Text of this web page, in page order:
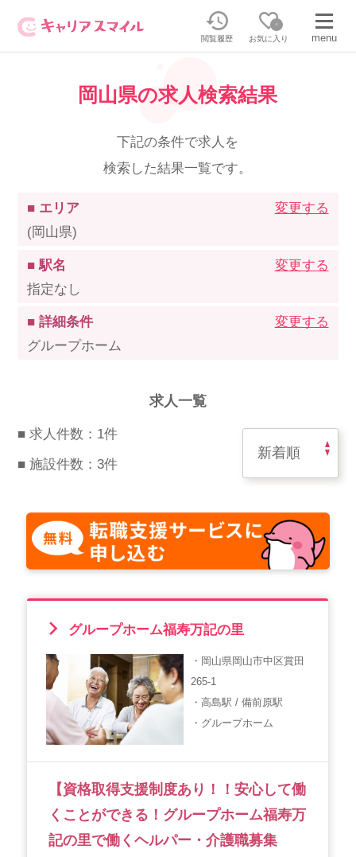
閲覧履歴
0
お気に入り menu
無料相談・お問い合わせはこちら
無料転職相談・お問い合わせの内容を
正社員／パートで働く
派遣で働く
介護の資格取得について
採用担当者様はこちら
正社員・パートの求人を探す
紹介会社を使うメリットについて
介護・看護のお仕事について
利用者の声
WEB勤怠
支店連絡先一覧
会社概要
岡山県の求人検索結果
下記の条件で求人を
検索した結果一覧です。
■ エリア
(岡山県)
変更する
■ 駅名
指定なし
変更する
■ 詳細条件
グループホーム
変更する
求人一覧
■ 求人件数：1件
■ 施設件数：3件
グループホーム福寿万記の里
・岡山県岡山市中区賞田
265-1
・高島駅 / 備前原駅
・グループホーム
【資格取得支援制度あり！！安心して働
くことができる！グループホーム福寿万
記の里で働くヘルパー・介護職募集